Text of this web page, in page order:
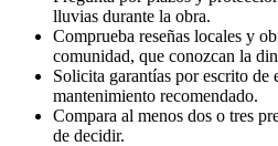
lluvias durante la obra.
Comprueba reseñas locales y
comunidad, que conozcan la
Solicita garantías por escrito de
mantenimiento recomendado.
Compara al menos dos o tres
de decidir.